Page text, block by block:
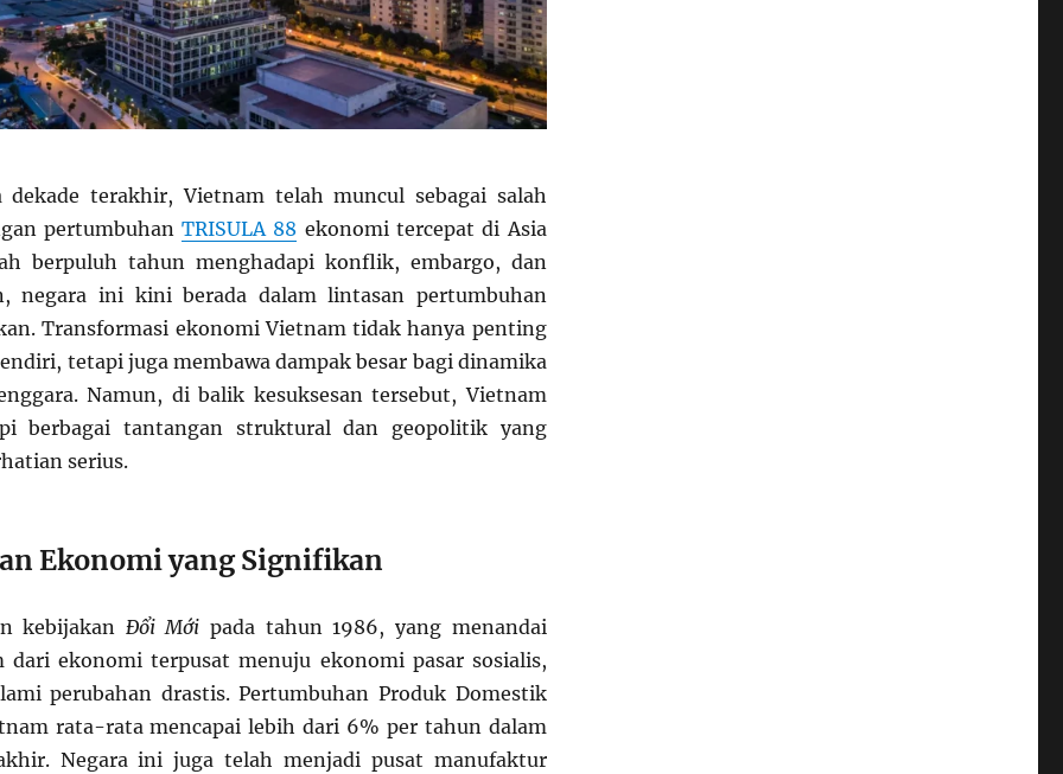
dekade terakhir, Vietnam telah muncul sebagai salah
pertumbuhanTRISULA 88 ekonomi tercepat di Asia
berpuluh tahun menghadapi konflik, embargo, dan
negara ini kini berada dalam lintasan pertumbuhan
Transformasi ekonomi Vietnam tidak hanya penting
tetapi juga membawa dampak besar bagi dinamika
Namun, di balik kesuksesan tersebut, Vietnam
berbagai tantangan struktural dan geopolitik yang
serius.
Ekonomi yang Signifikan
kebijakan Đổi Mới pada tahun 1986, yang menandai
dari ekonomi terpusat menuju ekonomi pasar sosialis,
perubahan drastis. Pertumbuhan Produk Domestik
rata-rata mencapai lebih dari 6% per tahun dalam
Negara ini juga telah menjadi pusat manufaktur